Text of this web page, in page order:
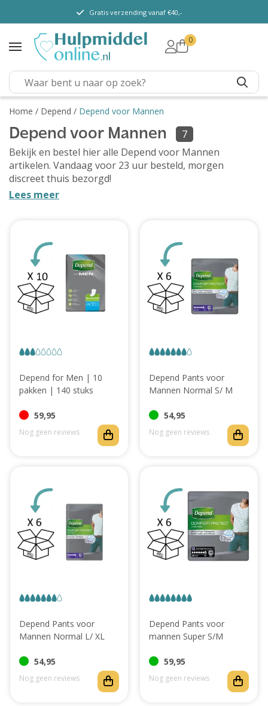
TENA Lady
TENA Men
TENA Pants (m/v)
TENA Flex
TENA Slip
TENA Overig
Depend
Dieetvoeding
Kenniscentrum
Abonnement
Gratis verzending vanaf €40,-
0
Home / Depend / Depend voor Mannen
Depend voor Mannen
7
Bekijk en bestel hier alle Depend voor Mannen
artikelen. Vandaag voor 23 uur besteld, morgen
discreet thuis bezorgd!
Lees meer
Depend for Men | 10
pakken | 140 stuks
59,95
Nog geen reviews
Depend Pants voor
Mannen Normal S/ M
54,95
Nog geen reviews
Depend Pants voor
Mannen Normal L/ XL
54,95
Nog geen reviews
Depend Pants voor
mannen Super S/M
59,95
Nog geen reviews